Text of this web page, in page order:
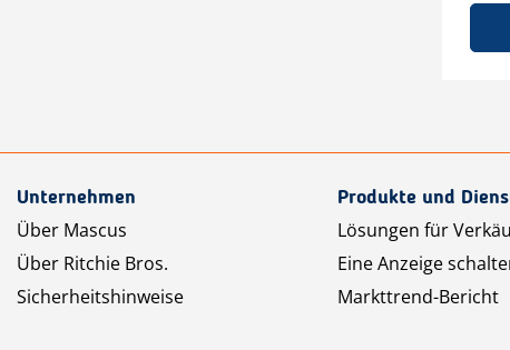
Unternehmen
Über Mascus
Über Ritchie Bros.
Sicherheitshinweise
Produkte und
Lösungen für
Eine Anzeige
Markttrend-Bericht